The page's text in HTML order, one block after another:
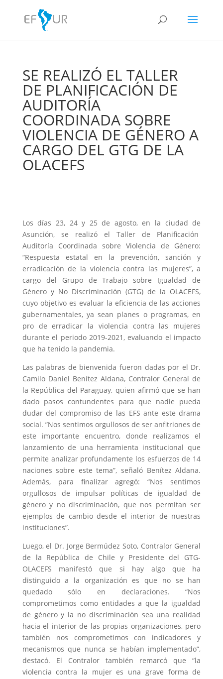
SE REALIZÓ EL TALLER
DE PLANIFICACIÓN DE
AUDITORÍA
COORDINADA SOBRE
VIOLENCIA DE GÉNERO A
CARGO DEL GTG DE LA
OLACEFS
Los días 23, 24 y 25 de agosto, en la ciudad de
Asunción, se realizó el Taller de Planificación
Auditoría Coordinada sobre Violencia de Género:
“Respuesta estatal en la prevención, sanción y
erradicación de la violencia contra las mujeres”, a
cargo del Grupo de Trabajo sobre Igualdad de
Género y No Discriminación (GTG) de la OLACEFS,
cuyo objetivo es evaluar la eficiencia de las acciones
gubernamentales, ya sean planes o programas, en
pro de erradicar la violencia contra las mujeres
durante el periodo 2019-2021, evaluando el impacto
que ha tenido la pandemia.
Las palabras de bienvenida fueron dadas por el Dr.
Camilo Daniel Benítez Aldana, Contralor General de
la República del Paraguay, quien afirmó que se han
dado pasos contundentes para que nadie pueda
dudar del compromiso de las EFS ante este drama
social. ”Nos sentimos orgullosos de ser anfitriones de
este importante encuentro, donde realizamos el
lanzamiento de una herramienta institucional que
permite analizar profundamente los esfuerzos de 14
naciones sobre este tema”, señaló Benítez Aldana.
Además, para finalizar agregó: “Nos sentimos
orgullosos de impulsar políticas de igualdad de
género y no discriminación, que nos permitan ser
ejemplos de cambio desde el interior de nuestras
instituciones”.
Luego, el Dr. Jorge Bermúdez Soto, Contralor General
de la República de Chile y Presidente del GTG-
OLACEFS manifestó que si hay algo que ha
distinguido a la organización es que no se han
quedado sólo en declaraciones. “Nos
comprometimos como entidades a que la igualdad
de género y la no discriminación sea una realidad
hacia el interior de las propias organizaciones, pero
también nos comprometimos con indicadores y
mecanismos que nunca se habían implementado”,
destacó. El Contralor también remarcó que “la
violencia contra la mujer es una grave forma de